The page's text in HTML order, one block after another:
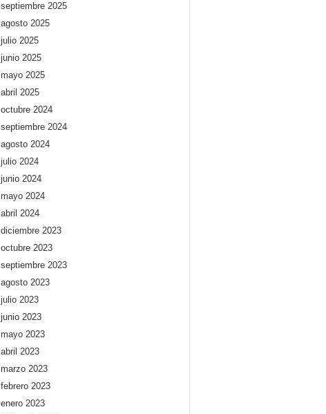
septiembre 2025
agosto 2025
julio 2025
junio 2025
mayo 2025
abril 2025
octubre 2024
septiembre 2024
agosto 2024
julio 2024
junio 2024
mayo 2024
abril 2024
diciembre 2023
octubre 2023
septiembre 2023
agosto 2023
julio 2023
junio 2023
mayo 2023
abril 2023
marzo 2023
febrero 2023
enero 2023